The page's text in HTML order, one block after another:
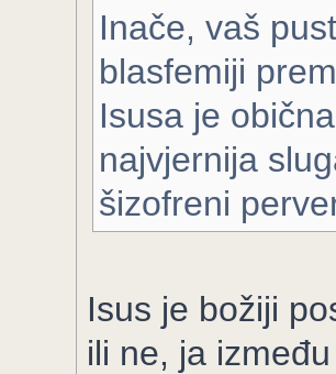
Inače, vaš
blasfemiji
Isusa je
najvjernija
šizofreni
Isus je božiji
ili ne, ja